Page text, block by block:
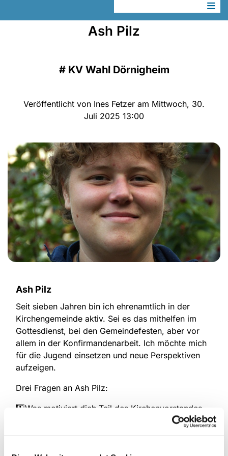
Ash Pilz
# KV Wahl Dörnigheim
Veröffentlicht von Ines Fetzer am Mittwoch, 30.
Juli 2025 13:00
Ash Pilz
Seit sieben Jahren bin ich ehrenamtlich in der
Kirchengemeinde aktiv. Sei es das mithelfen im
Gottesdienst, bei den Gemeindefesten, aber vor
allem in der Konfirmandenarbeit. Ich möchte mich
für die Jugend einsetzen und neue Perspektiven
aufzeigen.
Drei Fragen an Ash Pilz:
1️⃣Was motiviert dich Teil des Kirchenvorstandes